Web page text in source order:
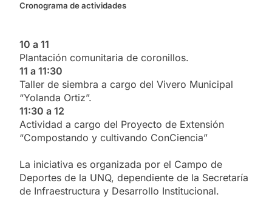
Cronograma de actividades
10 a 11
Plantación comunitaria de coronillos.
11 a 11:30
Taller de siembra a cargo del Vivero Municipal
“Yolanda Ortiz”.
11:30 a 12
Actividad a cargo del Proyecto de Extensión
“Compostando y cultivando ConCiencia”
La iniciativa es organizada por el Campo de
Deportes de la UNQ, dependiente de la Secretaría
de Infraestructura y Desarrollo Institucional.